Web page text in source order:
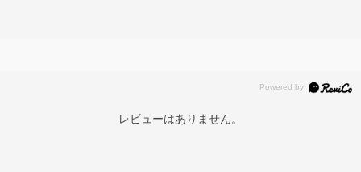
レビューはありません。